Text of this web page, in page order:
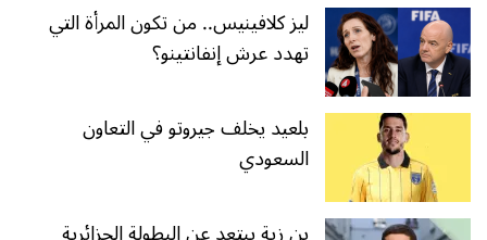
ليز كلافينيس.. من تكون المرأة التي
تهدد عرش إنفانتينو؟
بلعيد يخلف جيروتو في التعاون
السعودي